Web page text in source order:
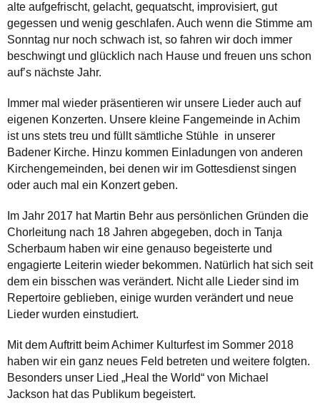
alte aufgefrischt, gelacht, gequatscht, improvisiert, gut
gegessen und wenig geschlafen. Auch wenn die Stimme am
Sonntag nur noch schwach ist, so fahren wir doch immer
beschwingt und glücklich nach Hause und freuen uns schon
auf’s nächste Jahr.
Immer mal wieder präsentieren wir unsere Lieder auch auf
eigenen Konzerten. Unsere kleine Fangemeinde in Achim
ist uns stets treu und füllt sämtliche Stühle in unserer
Badener Kirche. Hinzu kommen Einladungen von anderen
Kirchengemeinden, bei denen wir im Gottesdienst singen
oder auch mal ein Konzert geben.
Im Jahr 2017 hat Martin Behr aus persönlichen Gründen die
Chorleitung nach 18 Jahren abgegeben, doch in Tanja
Scherbaum haben wir eine genauso begeisterte und
engagierte Leiterin wieder bekommen. Natürlich hat sich seit
dem ein bisschen was verändert. Nicht alle Lieder sind im
Repertoire geblieben, einige wurden verändert und neue
Lieder wurden einstudiert.
Mit dem Auftritt beim Achimer Kulturfest im Sommer 2018
haben wir ein ganz neues Feld betreten und weitere folgten.
Besonders unser Lied „Heal the World“ von Michael
Jackson hat das Publikum begeistert.